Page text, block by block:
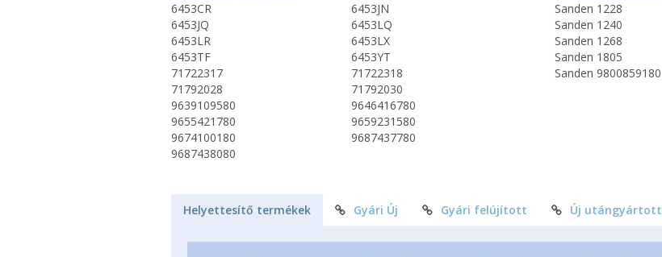
6453CR
6453JN
6453JQ
6453LQ
6453LR
6453LX
6453TF
6453YT
71722317
71722318
71792028
71792030
9639109580
9646416780
9655421780
9659231580
9674100180
9687437780
9687438080
Sanden 1228
Sanden 1240
Sanden 1268
Sanden 1805
Sanden 9800859180
Helyettesítő termékek Gyári Új Gyári felújított Új utángyártott